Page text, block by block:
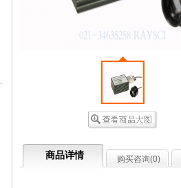
商品详情 购买咨询(0)